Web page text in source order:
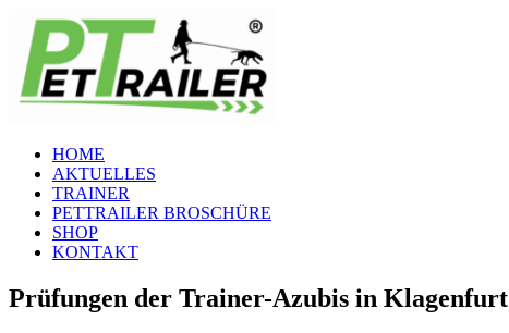
Zum
Inhalt
springen
HOME
AKTUELLES
TRAINER
PETTRAILER BROSCHÜRE
SHOP
KONTAKT
Prüfungen der Trainer-Azubis in Klagenfurt